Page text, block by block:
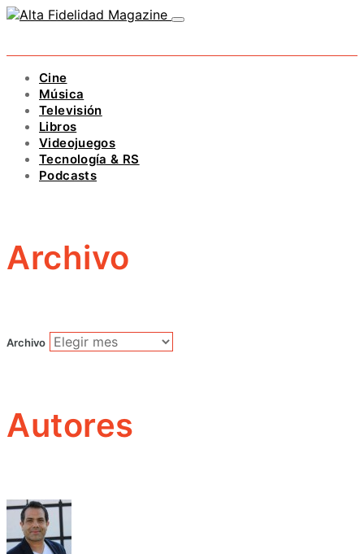
Cine
Música
Televisión
Libros
Videojuegos
Tecnología & RS
Podcasts
Archivo
Archivo
Autores